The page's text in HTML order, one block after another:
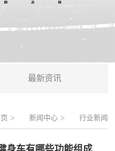
最新资讯
> 新闻中心 > 行业新闻
身车有哪些功能组成